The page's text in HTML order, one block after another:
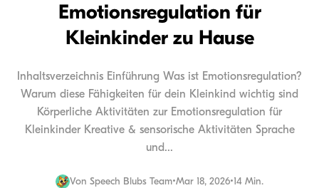
Emotionsregulation für
Kleinkinder zu Hause
Inhaltsverzeichnis Einführung Was ist Emotionsregulation?
Warum diese Fähigkeiten für dein Kleinkind wichtig sind
Körperliche Aktivitäten zur Emotionsregulation für
Kleinkinder Kreative & sensorische Aktivitäten Sprache
und...
Von Speech Blubs Team•Mar 18, 2026•14 Min.